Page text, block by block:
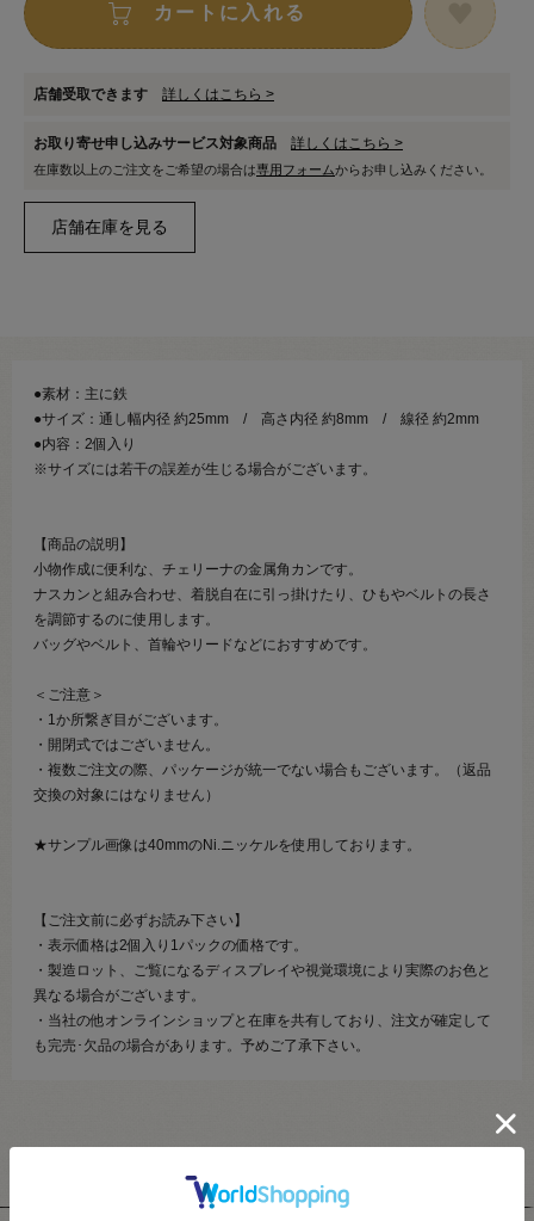
カートに入れる
店舗受取できます 詳しくはこちら >
お取り寄せ申し込みサービス対象商品 詳しくはこちら >
在庫数以上のご注文をご希望の場合は専用フォームからお申し込みください。
●素材：主に鉄
●サイズ：通し幅内径 約25mm / 高さ内径 約8mm / 線径 約2mm
●内容：2個入り
※サイズには若干の誤差が生じる場合がございます。
【商品の説明】
小物作成に便利な、チェリーナの金属角カンです。
ナスカンと組み合わせ、着脱自在に引っ掛けたり、ひもやベルトの長さ
を調節するのに使用します。
バッグやベルト、首輪やリードなどにおすすめです。
＜ご注意＞
・1か所繋ぎ目がございます。
・開閉式ではございません。
・複数ご注文の際、パッケージが統一でない場合もございます。（返品
交換の対象にはなりません）
★サンプル画像は40mmのNi.ニッケルを使用しております。
【ご注文前に必ずお読み下さい】
・表示価格は2個入り1パックの価格です。
・製造ロット、ご覧になるディスプレイや視覚環境により実際のお色と
異なる場合がございます。
・当社の他オンラインショップと在庫を共有しており、注文が確定して
も完売･欠品の場合があります。予めご了承下さい。
ユーザーレビュー